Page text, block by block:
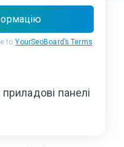
to YourSeoBoard’s Terms
панелі